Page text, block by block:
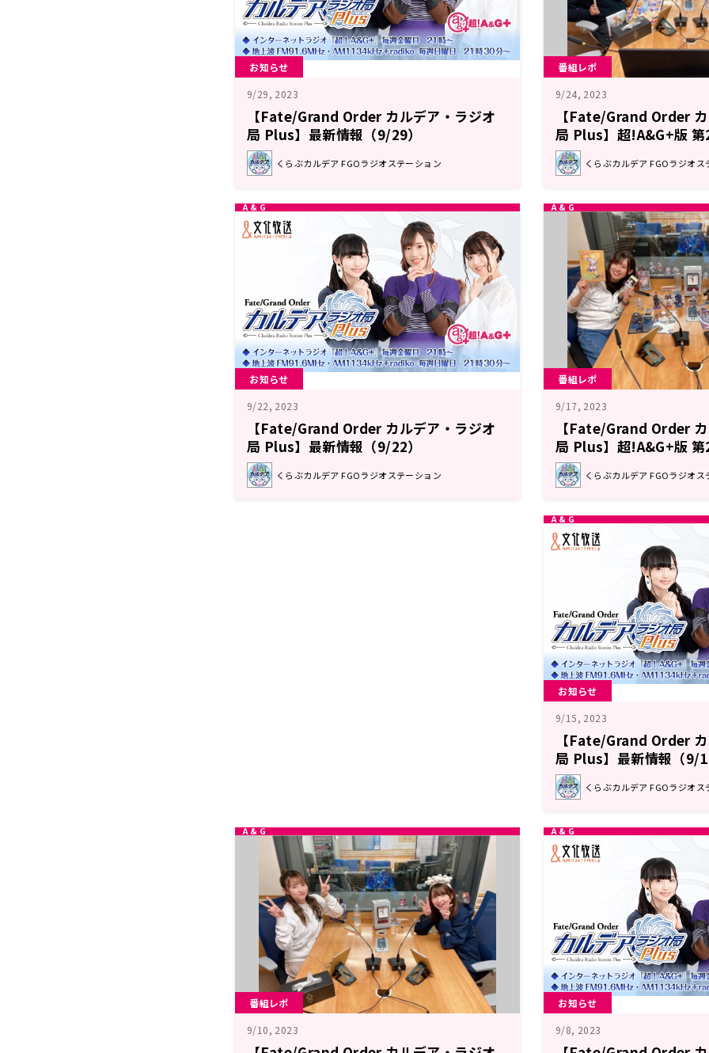
お知らせ
9/29, 2023
【Fate/Grand Order カルデア・ラジオ
局 Plus】最新情報（9/29）
くらぶカルデア FGOラジオステーション
番組レポ
9/24, 2023
【Fate/Grand Order
局 Plus】超!A&G+版 第
ト
くらぶカルデア FGOラジオス
お知らせ
9/22, 2023
【Fate/Grand Order カルデア・ラジオ
局 Plus】最新情報（9/22）
くらぶカルデア FGOラジオステーション
番組レポ
9/17, 2023
【Fate/Grand Order
局 Plus】超!A&G+版 第
ト
くらぶカルデア FGOラジオス
お知らせ
9/15, 2023
【Fate/Grand Order
局 Plus】最新情報（9/
くらぶカルデア FGOラジオス
番組レポ
9/10, 2023
お知らせ
9/8, 2023